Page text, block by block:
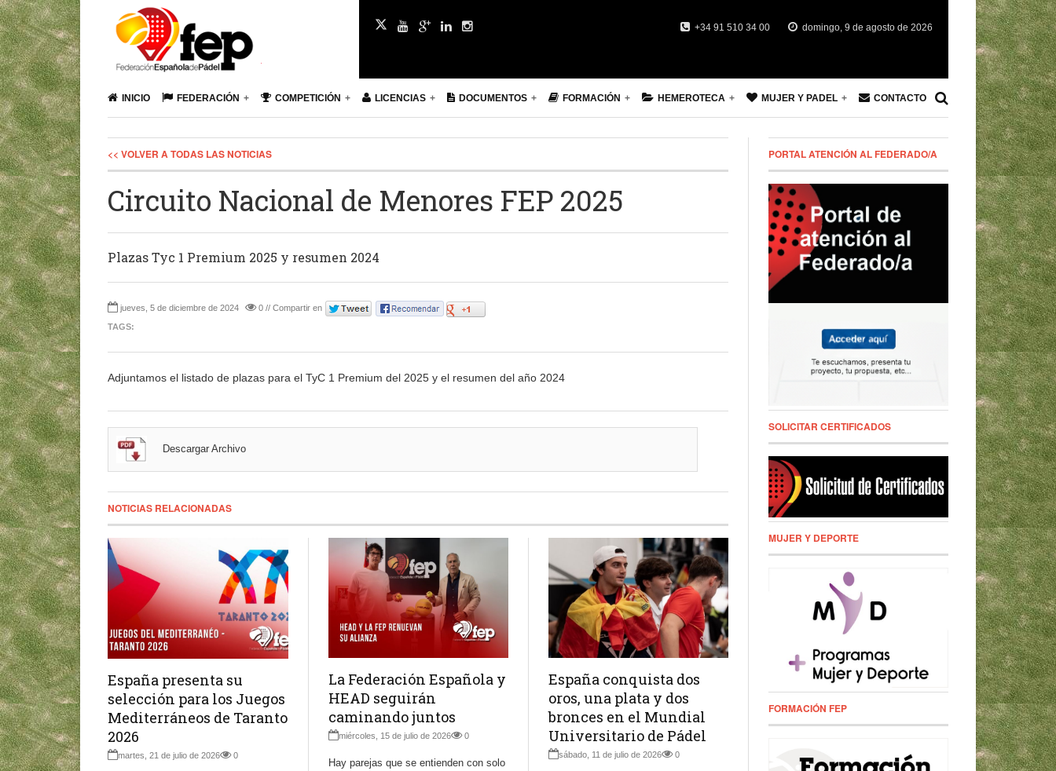
+34 91 510 34 00 domingo, 9 de agosto de 2026
INICIO FEDERACIÓN COMPETICIÓN LICENCIAS DOCUMENTOS FORMACIÓN HEMEROTECA MUJER Y PADEL CONTACTO
<< VOLVER A TODAS LAS NOTICIAS
Circuito Nacional de Menores FEP 2025
Plazas Tyc 1 Premium 2025 y resumen 2024
jueves, 5 de diciembre de 2024
0 // Compartir en
TAGS:
Adjuntamos el listado de plazas para el TyC 1 Premium del 2025 y el resumen del año 2024
Descargar Archivo
NOTICIAS RELACIONADAS
España presenta su
selección para los Juegos
Mediterráneos de Taranto
2026
martes, 21 de julio de 2026 0
La Federación Española y
HEAD seguirán
caminando juntos
miércoles, 15 de julio de 2026 0
Hay parejas que se entienden con solo
España conquista dos
oros, una plata y dos
bronces en el Mundial
Universitario de Pádel
sábado, 11 de julio de 2026 0
PORTAL ATENCIÓN AL FEDERADO/A
SOLICITAR CERTIFICADOS
MUJER Y DEPORTE
FORMACIÓN FEP